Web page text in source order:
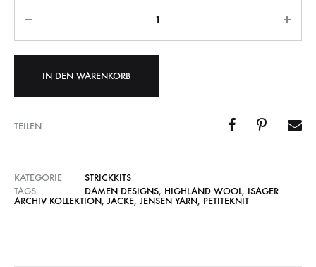
IN DEN WARENKORB
TEILEN
KATEGORIE
STRICKKITS
TAGS
DAMEN DESIGNS, HIGHLAND WOOL, ISAGER
ARCHIV KOLLEKTION, JACKE, JENSEN YARN, PETITEKNIT